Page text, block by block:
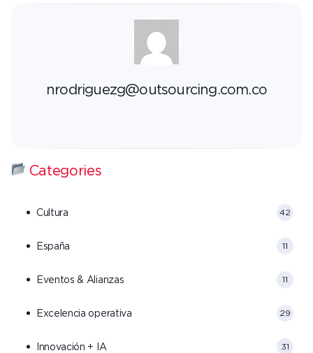
nrodriguezg@outsourcing.com.co
Categories
Cultura 42
España 11
Eventos & Alianzas 11
Excelencia operativa 29
Innovación + IA 31